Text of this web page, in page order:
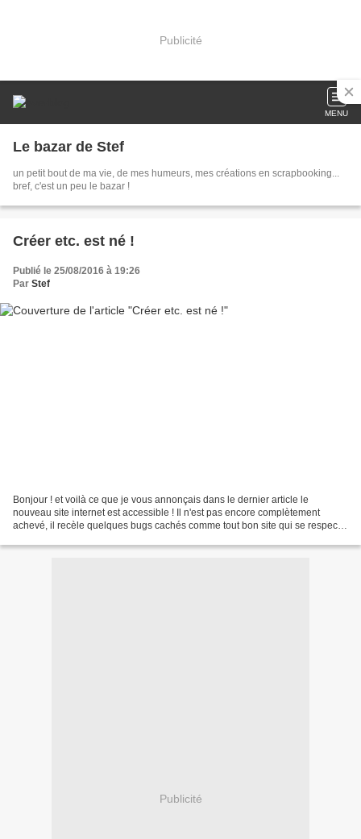
Publicité
MENU
Le bazar de Stef
un petit bout de ma vie, de mes humeurs, mes créations en scrapbooking...
bref, c'est un peu le bazar !
Créer etc. est né !
Publié le 25/08/2016 à 19:26
Par Stef
Bonjour ! et voilà ce que je vous annonçais dans le dernier article le
nouveau site internet est accessible ! Il n'est pas encore complètement
achevé, il recèle quelques bugs cachés comme tout bon site qui se respecte
Publicité